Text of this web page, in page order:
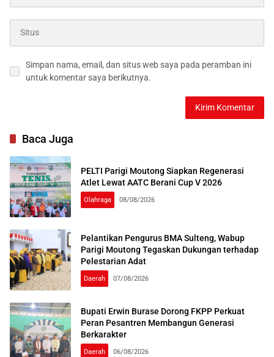
Simpan nama, email, dan situs web saya pada peramban ini
untuk komentar saya berikutnya.
Baca Juga
PELTI Parigi Moutong Siapkan Regenerasi
Atlet Lewat AATC Berani Cup V 2026
Olahraga 08/08/2026
Pelantikan Pengurus BMA Sulteng, Wabup
Parigi Moutong Tegaskan Dukungan terhadap
Pelestarian Adat
Daerah 07/08/2026
Bupati Erwin Burase Dorong FKPP Perkuat
Peran Pesantren Membangun Generasi
Berkarakter
Daerah 06/08/2026